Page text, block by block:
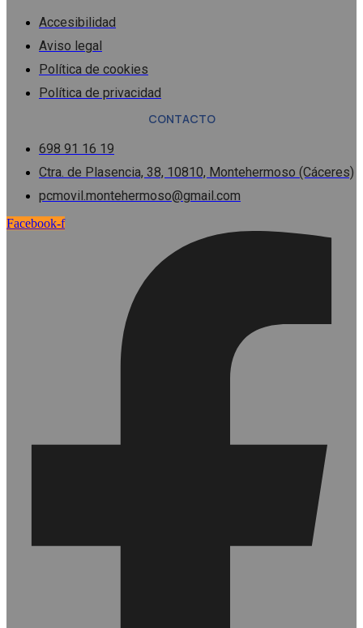
Accesibilidad
Aviso legal
Política de cookies
Política de privacidad
CONTACTO
698 91 16 19
Ctra. de Plasencia, 38, 10810, Montehermoso (Cáceres)
pcmovil.montehermoso@gmail.com
Facebook-f